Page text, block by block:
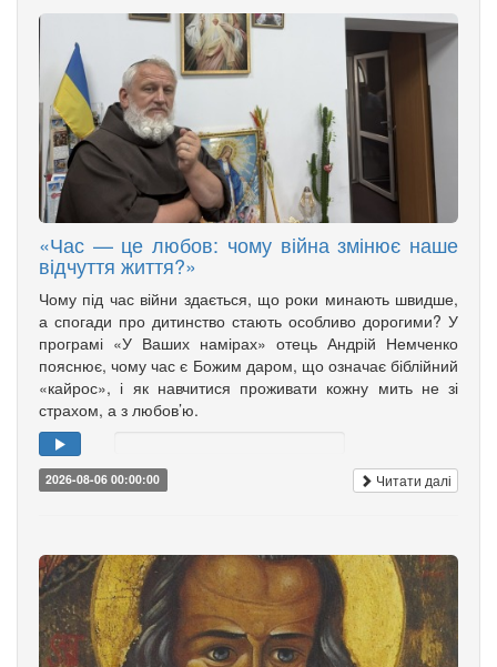
«Час — це любов: чому війна змінює наше
відчуття життя?»
Чому під час війни здається, що роки минають швидше,
а спогади про дитинство стають особливо дорогими? У
програмі «У Ваших намірах» отець Андрій Немченко
пояснює, чому час є Божим даром, що означає біблійний
«кайрос», і як навчитися проживати кожну мить не зі
страхом, а з любов’ю.
2026-08-06 00:00:00 Читати далі